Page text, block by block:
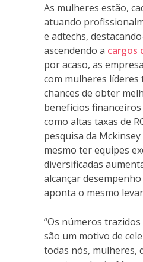
As mulheres estão,
atuando
e adtechs,
ascendendo a cargos
por acaso, as
com mulheres líderes
chances de obter
benefícios
como altas taxas de
pesquisa da Mckinsey
mesmo ter equipes
diversificadas
alcançar
aponta o mesmo
“Os números
são um motivo de
todas nós, mulheres,